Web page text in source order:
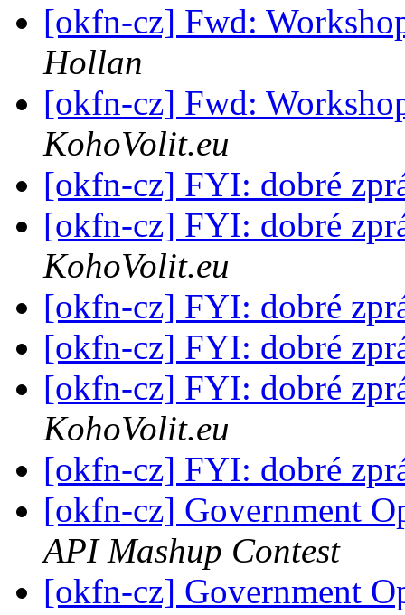
[okfn-cz] Fwd:
Hollan
[okfn-cz] Fwd:
KohoVolit.eu
[okfn-cz] FYI: dobré
[okfn-cz] FYI: dobré
KohoVolit.eu
[okfn-cz] FYI: dobré
[okfn-cz] FYI: dobré
[okfn-cz] FYI: dobré
KohoVolit.eu
[okfn-cz] FYI: dobré
[okfn-cz] Government
API Mashup Contest
[okfn-cz] Government